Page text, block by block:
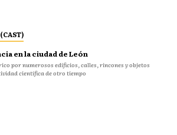
en la ciudad de León
por numerosos edificios, calles, rincones y objetos
científica de otro tiempo